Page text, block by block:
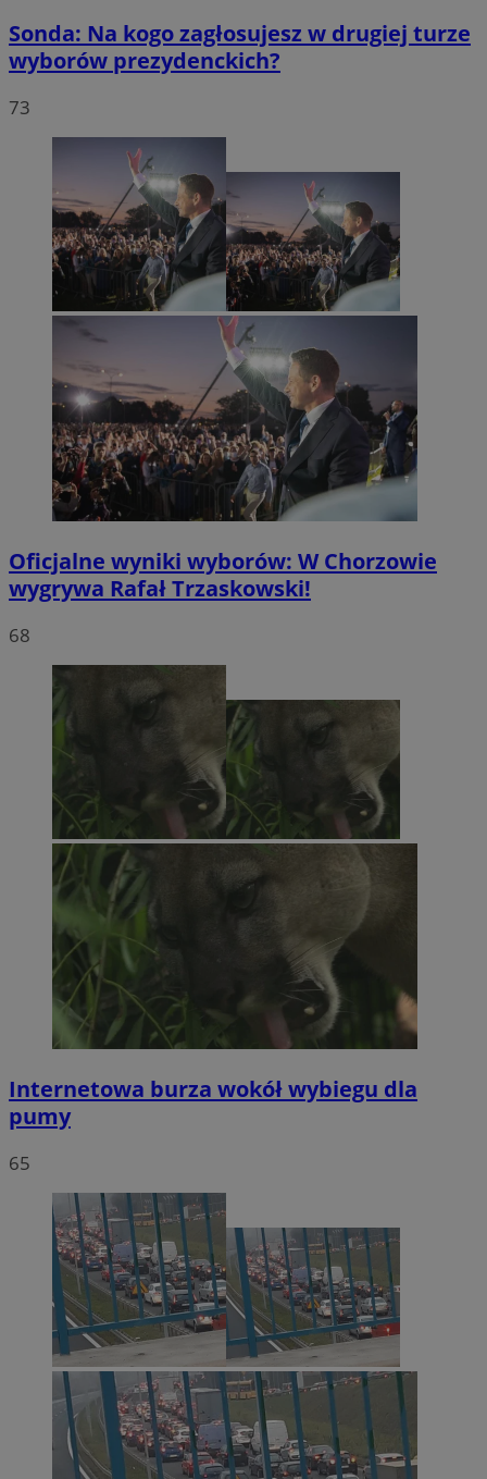
Sonda: Na kogo zagłosujesz w drugiej turze
wyborów prezydenckich?
73
Oficjalne wyniki wyborów: W Chorzowie
wygrywa Rafał Trzaskowski!
68
Internetowa burza wokół wybiegu dla
pumy
65